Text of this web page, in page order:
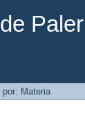
por: Materia